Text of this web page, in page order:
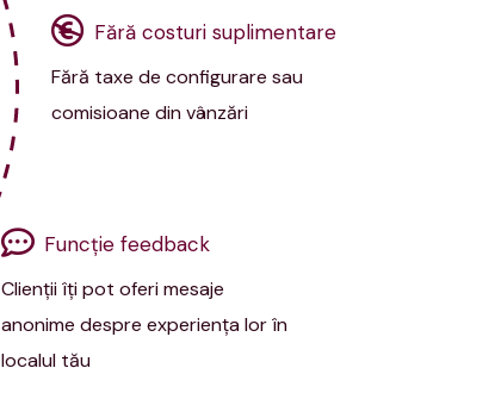
Fără costuri suplimentare
Fără taxe de configurare sau
comisioane din vânzări
Funcţie feedback
Clienţii îți pot oferi mesaje
anonime despre experienţa lor în
localul tău